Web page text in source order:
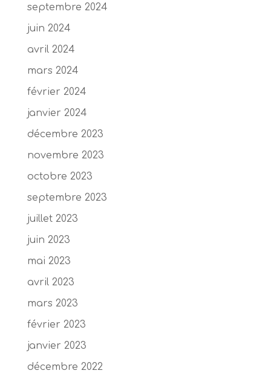
septembre 2024
juin 2024
avril 2024
mars 2024
février 2024
janvier 2024
décembre 2023
novembre 2023
octobre 2023
septembre 2023
juillet 2023
juin 2023
mai 2023
avril 2023
mars 2023
février 2023
janvier 2023
décembre 2022